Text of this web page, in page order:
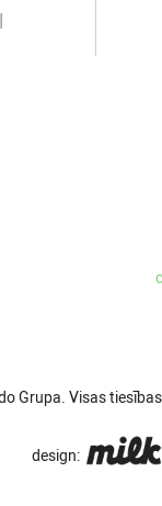
Grupa. Visas
design: